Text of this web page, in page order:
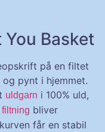
Basket
på en filtet
pynt i hjemmet.
uldgarn i 100% uld,
filtning bliver
får en stabil